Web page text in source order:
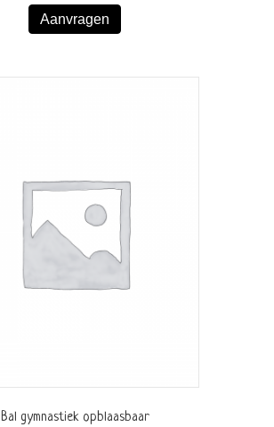
Aanvragen
Bal gymnastiek opblaasbaar